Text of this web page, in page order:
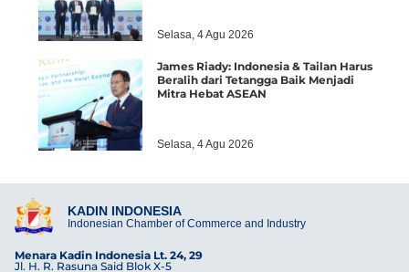
Selasa, 4 Agu 2026
James Riady: Indonesia & Tailan Harus
Beralih dari Tetangga Baik Menjadi
Mitra Hebat ASEAN
Selasa, 4 Agu 2026
KADIN INDONESIA
Indonesian Chamber of Commerce and Industry
Menara Kadin Indonesia Lt. 24, 29
Jl. H. R. Rasuna Said Blok X-5